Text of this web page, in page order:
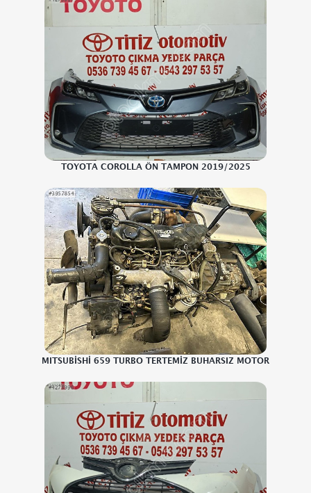
TOYOTA COROLLA ÖN TAMPON 2019/2025
MITSUBİSHİ 659 TURBO TERTEMİZ BUHARSIZ MOTOR